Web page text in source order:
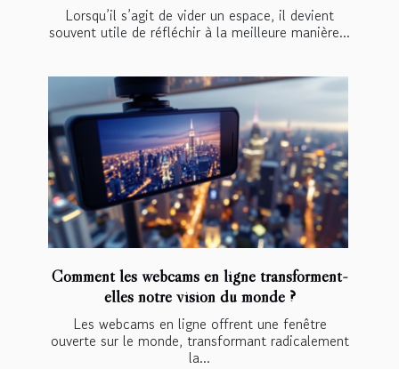
Lorsqu’il s’agit de vider un espace, il devient
souvent utile de réfléchir à la meilleure manière...
Comment les webcams en ligne transforment-
elles notre vision du monde ?
Les webcams en ligne offrent une fenêtre
ouverte sur le monde, transformant radicalement
la...